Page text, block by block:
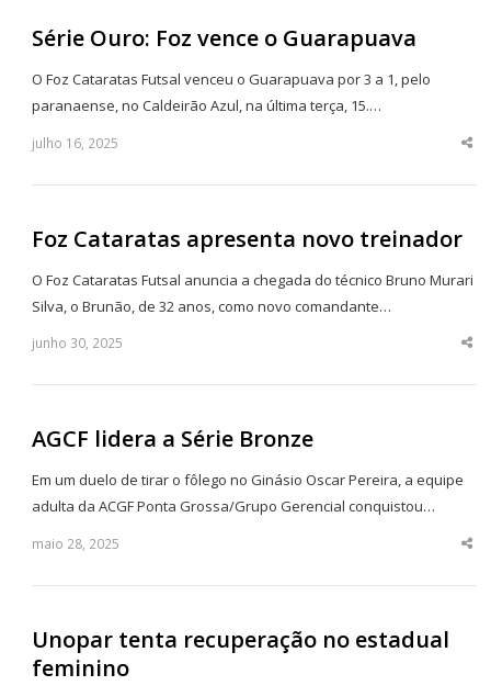
Série Ouro: Foz vence o Guarapuava
O Foz Cataratas Futsal venceu o Guarapuava por 3 a 1, pelo
paranaense, no Caldeirão Azul, na última terça, 15.…
julho 16, 2025
Foz Cataratas apresenta novo treinador
O Foz Cataratas Futsal anuncia a chegada do técnico Bruno Murari
Silva, o Brunão, de 32 anos, como novo comandante…
junho 30, 2025
AGCF lidera a Série Bronze
Em um duelo de tirar o fôlego no Ginásio Oscar Pereira, a equipe
adulta da ACGF Ponta Grossa/Grupo Gerencial conquistou…
maio 28, 2025
Unopar tenta recuperação no estadual
feminino